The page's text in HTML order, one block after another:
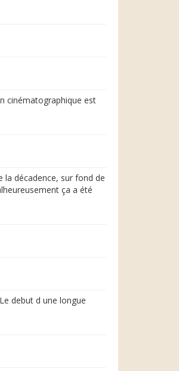
cinématographique est
la décadence, sur fond de
ça a été
debut d une longue